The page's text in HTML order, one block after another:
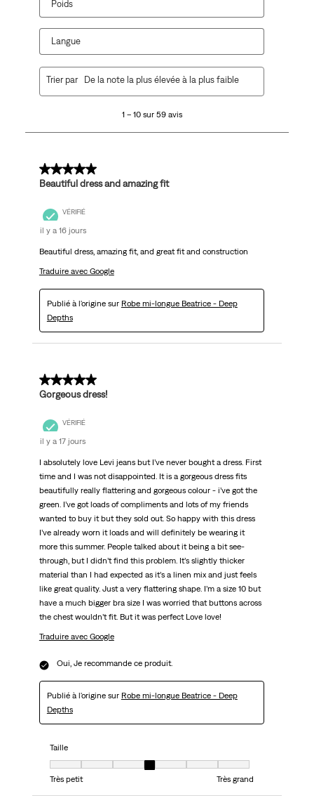
Poids
Langue
59
1 – 10 sur 59 avis
Trier par De la note la plus élevée à la plus faible
5 sur 5 étoiles.
Beautiful dress and amazing fit
VÉRIFIÉ
il y a 16 jours
Beautiful dress, amazing fit, and great fit and construction
Traduire avec Google
Publié à l'origine sur Robe mi-longue Beatrice - Deep
Depths
5 sur 5 étoiles.
Gorgeous dress!
VÉRIFIÉ
il y a 17 jours
I absolutely love Levi jeans but I’ve never bought a dress. First
time and I was not disappointed. It is a gorgeous dress fits
beautifully really flattering and gorgeous colour - i’ve got the
green. I’ve got loads of compliments and lots of my friends
wanted to buy it but they sold out. So happy with this dress
I’ve already worn it loads and will definitely be wearing it
more this summer. People talked about it being a bit see-
through, but I didn’t find this problem. It’s slightly thicker
material than I had expected as it’s a linen mix and just feels
like great quality. Just a very flattering shape. I’m a size 10 but
have a much bigger bra size I was worried that buttons across
the chest wouldn’t fit. But it was perfect Love love!
Traduire avec Google
Oui, Je recommande ce produit.
Publié à l'origine sur Robe mi-longue Beatrice - Deep
Depths
Taille
Taille, 4 sur 7, où 1 est égal à Très petit et 7 est égal à Très grand
Très petit
Très grand